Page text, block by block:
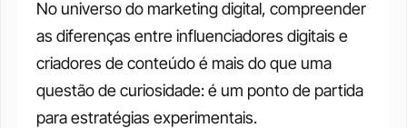
No universo do marketing digital, compreender
as diferenças entre influenciadores digitais e
criadores de conteúdo é mais do que uma
questão de curiosidade: é um ponto de partida
para estratégias experimentais.